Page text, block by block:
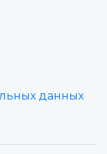
данных